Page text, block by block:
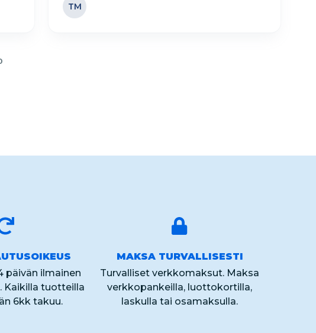
TM
päivän ilmainen
Kaikilla tuotteilla
6kk takuu.
MAKSA TURVALLISESTI
Turvalliset verkkomaksut. Maksa
verkkopankeilla, luottokortilla,
laskulla tai osamaksulla.